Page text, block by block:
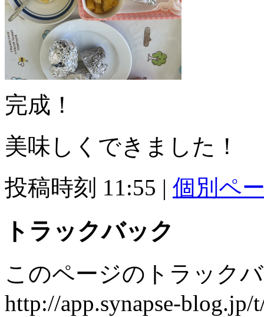
完成！
美味しくできました！
投稿時刻 11:55 | 個別ペ
トラックバック
このページのトラック
http://app.synapse-